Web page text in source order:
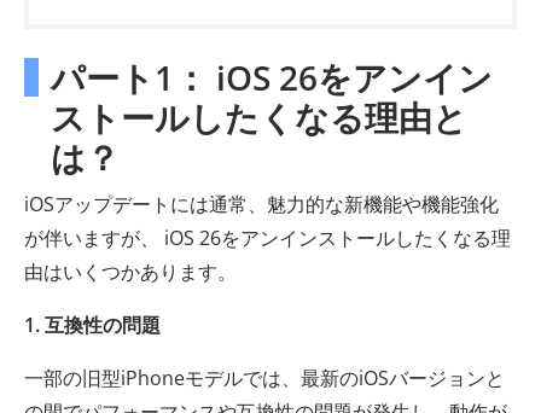
パート1： iOS 26をアンイン
ストールしたくなる理由と
は？
iOSアップデートには通常、魅力的な新機能や機能強化
が伴いますが、 iOS 26をアンインストールしたくなる理
由はいくつかあります。
1. 互換性の問題
一部の旧型iPhoneモデルでは、最新のiOSバージョンと